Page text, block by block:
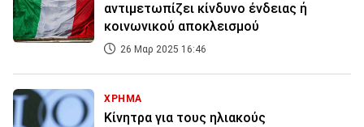
αντιμετωπίζει κίνδυνο ένδειας ή
κοινωνικού αποκλεισμού
26 Μαρ 2025 16:46
ΧΡΗΜΑ
Κίνητρα για τους ηλιακούς